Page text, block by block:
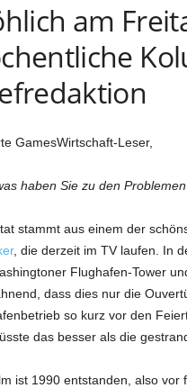
am
GamesWirtschaft-Leser,
haben Sie zu den
stammt aus einem der
, die derzeit im TV laufen. In
Flughafen-Tower
dass dies nur die
so kurz vor den
das besser als die
ist 1990 entstanden, also